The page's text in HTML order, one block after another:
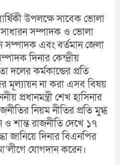
উপলক্ষে সাবেক ভোলা
সম্পাদক ও ভোলা
সম্পাদক এবং বর্তমান জেলা
দিনার কেন্দ্রীয়
দলের কর্মকান্ডের প্রতি
মূল্যায়ন না করা এসব বিষয়
প্রধানমন্ত্রী শেখ হাসিনার
নিয়ম নীতির প্রতি মুগ্ধ
শান্ত রাজনীতি দেখে ১৭
জানিয়ে দিনার বিএনপির
যোগদান করেন।